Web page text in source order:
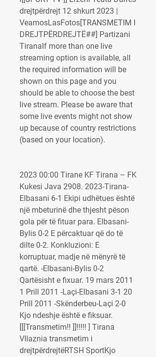
drejtpërdrejt 12 shkurt 2023 |
VeamosLasFotos[TRANSMETIM I
DREJTPËRDREJTË##] Partizani
TiranaIf more than one live
streaming option is available, all
the required information will be
shown on this page and you
should be able to choose the best
live stream. Please be aware that
some live events might not show
up because of country restrictions
(based on your location).
2023 00:00 Tirane KF Tirana – FK
Kukesi Java 2908. 2023-Tirana-
Elbasani 6-1 Ekipi udhëtues është
një mbeturinë dhe thjesht pëson
gola për të fituar para. Elbasani-
Bylis 0-2 E përcaktuar që do të
dilte 0-2. Konkluzioni: E
korruptuar, madje në mënyrë të
qartë. -Elbasani-Bylis 0-2
Qartësisht e fixuar. 19 mars 2011
1 Prill 2011 -Laçi-Elbasani 3-1 20
Prill 2011 -Skënderbeu-Laçi 2-0
Kjo ndeshje është e fiksuar.
[[[Transmetim!! ]]!!!!! ] Tirana
Vllaznia transmetim i
drejtpërdrejtëRTSH SportKjo